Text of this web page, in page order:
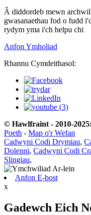
Â diddordeb mewn
gwasanaethau fod o fudd
rydym yma i'ch helpu chi
Anfon Ymholiad
Rhannu Cymdeithasol:
© Hawlfraint - 2010-
Poeth - Map o'r Wefan
Cadwyni Codi Drymiau,
Dolenni, Cadwyni Codi
Slingiau,
Anfon E-bost
x
Gadewch Eich